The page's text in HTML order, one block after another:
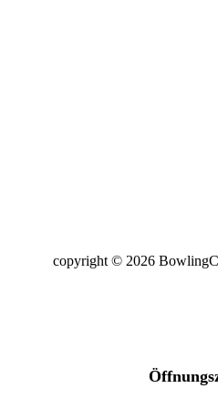
copyright © 2026